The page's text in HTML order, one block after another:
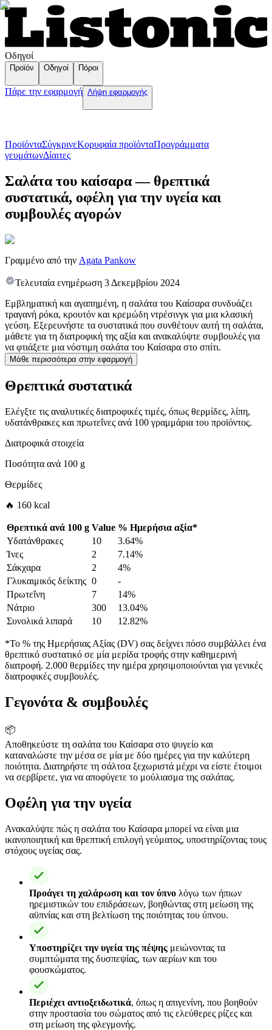
Οδηγοί
Προϊόν Οδηγοί Πόροι
Πάρε την εφαρμογή Λήψη εφαρμογής
ΠροϊόνταΣύγκρινεΚορυφαία προϊόνταПρογράμματα
γευμάτωνΔίαιτες
Σαλάτα του καίσαρα — θρεπτικά
συστατικά, οφέλη για την υγεία και
συμβουλές αγορών
Γραμμένο από την Agata Pankow
Τελευταία ενημέρωση 3 Δεκεμβρίου 2024
Εμβληματική και αγαπημένη, η σαλάτα του Καίσαρα συνδυάζει
τραγανή ρόκα, κρουτόν και κρεμώδη ντρέσινγκ για μια κλασική
γεύση. Εξερευνήστε τα συστατικά που συνθέτουν αυτή τη σαλάτα,
μάθετε για τη διατροφική της αξία και ανακαλύψτε συμβουλές για
να φτιάξετε μια νόστιμη σαλάτα του Καίσαρα στο σπίτι.
Μάθε περισσότερα στην εφαρμογή
Θρεπτικά συστατικά
Ελέγξτε τις αναλυτικές διατροφικές τιμές, όπως θερμίδες, λίπη,
υδατάνθρακες και πρωτεΐνες ανά 100 γραμμάρια του προϊόντος.
Διατροφικά στοιχεία
Ποσότητα ανά 100 g
Θερμίδες
🔥 160 kcal
Θρεπτικά ανά 100 g Value % Ημερήσια αξία*
Υδατάνθρακες
10
3.64%
Ίνες
2
7.14%
Σάκχαρα
2
4%
Γλυκαιμικός δείκτης 0
-
Πρωτεΐνη
7
14%
Νάτριο
300
13.04%
Συνολικά λιπαρά
10 12.82%
*Το % της Ημερήσιας Αξίας (DV) σας δείχνει πόσο συμβάλλει ένα
θρεπτικό συστατικό σε μία μερίδα τροφής στην καθημερινή
διατροφή. 2.000 θερμίδες την ημέρα χρησιμοποιούνται για γενικές
διατροφικές συμβουλές.
Γεγονότα & συμβουλές
📦
Αποθηκεύστε τη σαλάτα του Καίσαρα στο ψυγείο και
καταναλώστε την μέσα σε μία με δύο ημέρες για την καλύτερη
ποιότητα. Διατηρήστε τη σάλτσα ξεχωριστά μέχρι να είστε έτοιμοι
να σερβίρετε, για να αποφύγετε το μούλιασμα της σαλάτας.
Οφέλη για την υγεία
Ανακαλύψτε πώς η σαλάτα του Καίσαρα μπορεί να είναι μια
ικανοποιητική και θρεπτική επιλογή γεύματος, υποστηρίζοντας τους
στόχους υγείας σας.
Προάγει τη χαλάρωση και τον ύπνο λόγω των ήπιων
ηρεμιστικών του επιδράσεων, βοηθώντας στη μείωση της
αϋπνίας και στη βελτίωση της ποιότητας του ύπνου.
Υποστηρίζει την υγεία της πέψης μειώνοντας τα
συμπτώματα της δυσπεψίας, των αερίων και του
φουσκώματος.
Περιέχει αντιοξειδωτικά, όπως η απιγενίνη, που βοηθούν
στην προστασία του σώματος από τις ελεύθερες ρίζες και
στη μείωση της φλεγμονής.